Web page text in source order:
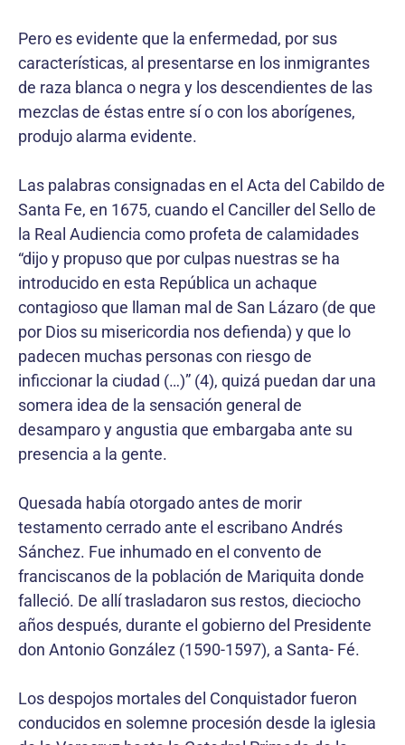
Pero es evidente que la enfermedad, por sus
características, al presentarse en los inmigrantes
de raza blanca o negra y los descendientes de las
mezclas de éstas entre sí o con los aborígenes,
produjo alarma evidente.
Las palabras consignadas en el Acta del Cabildo de
Santa Fe, en 1675, cuando el Canciller del Sello de
la Real Audiencia como profeta de calamidades
“dijo y propuso que por culpas nuestras se ha
introducido en esta República un achaque
contagioso que llaman mal de San Lázaro (de que
por Dios su misericordia nos defienda) y que lo
padecen muchas personas con riesgo de
inficcionar la ciudad (…)” (4), quizá puedan dar una
somera idea de la sensación general de
desamparo y angustia que embargaba ante su
presencia a la gente.
Quesada había otorgado antes de morir
testamento cerrado ante el escribano Andrés
Sánchez. Fue inhumado en el convento de
franciscanos de la población de Mariquita donde
falleció. De allí trasladaron sus restos, dieciocho
años después, durante el gobierno del Presidente
don Antonio González (1590-1597), a Santa- Fé.
Los despojos mortales del Conquistador fueron
conducidos en solemne procesión desde la iglesia